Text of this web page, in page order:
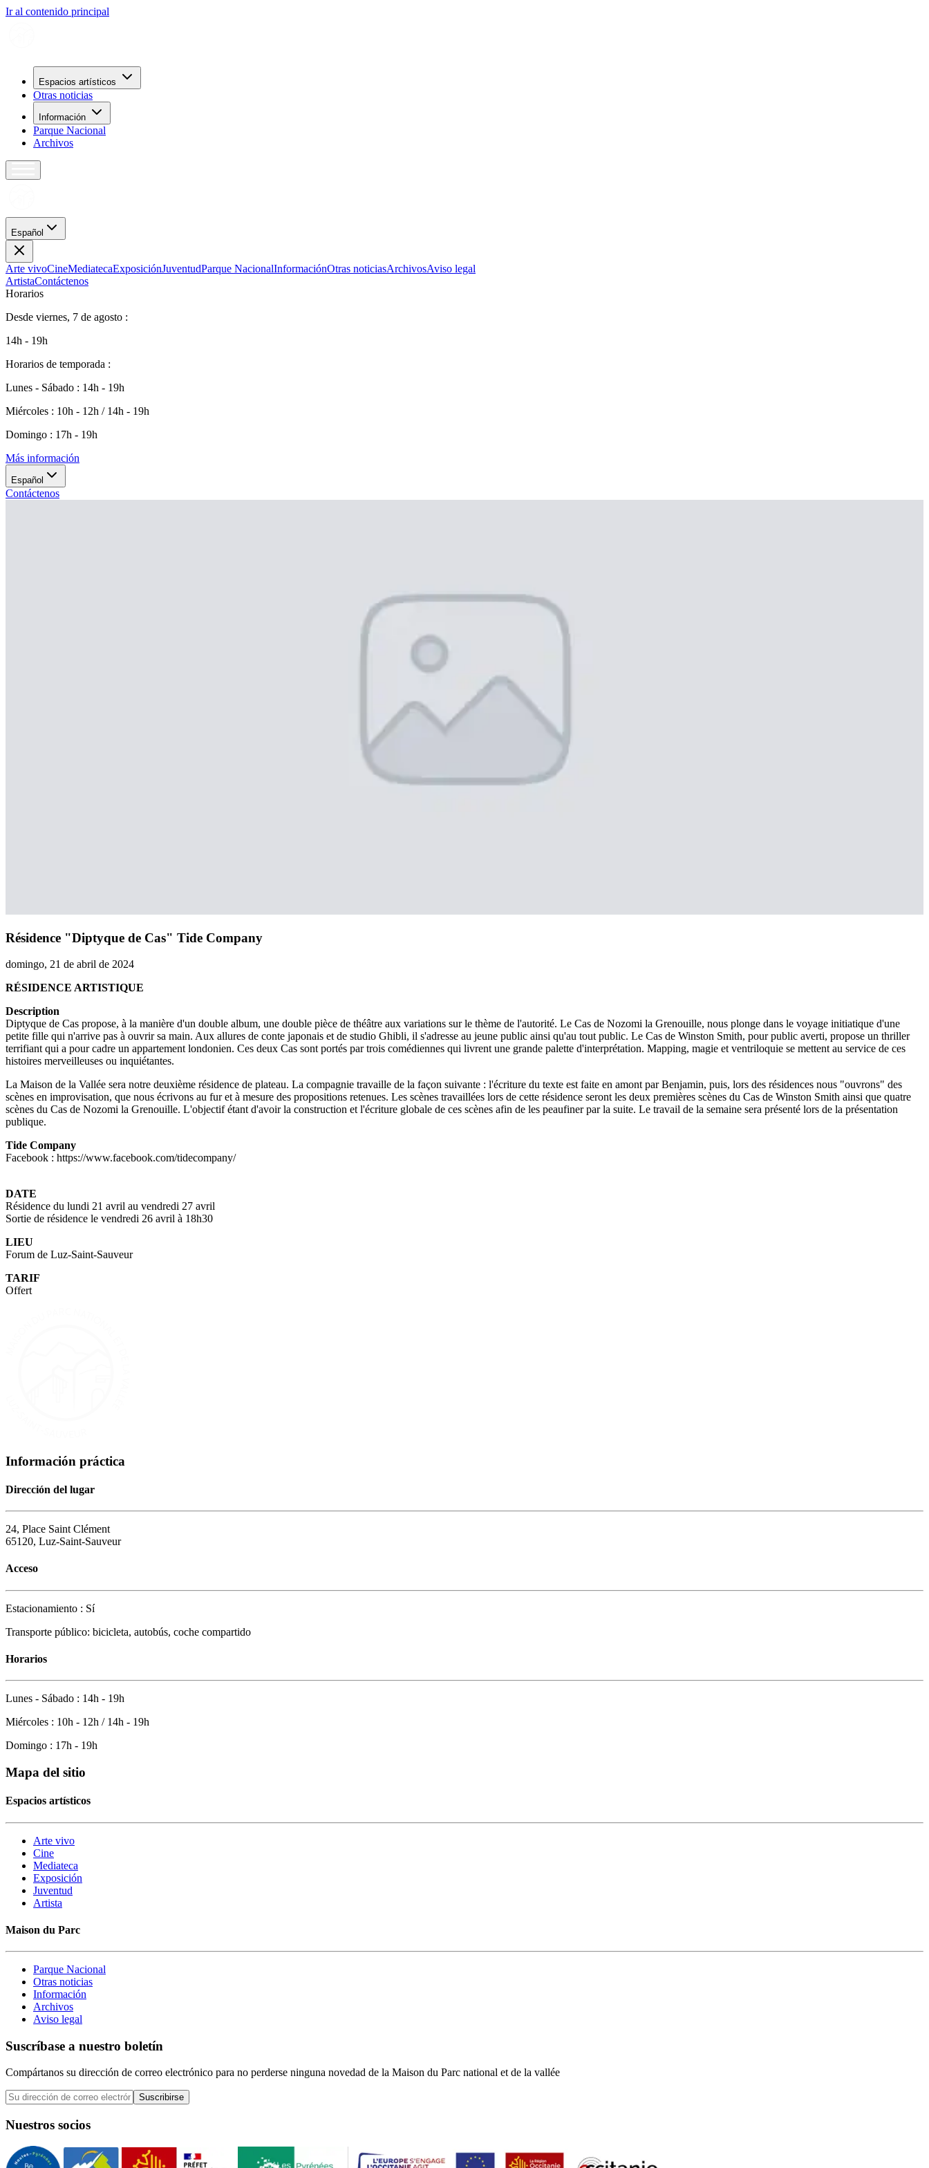
Ir al contenido principal
Espacios artísticos
Otras noticias
Información
Parque Nacional
Archivos
Español
Arte vivoCineMediatecaExposiciónJuventudParque NacionalInformaciónOtras noticiasArchivosAviso legal
ArtistaContáctenos
Horarios
Desde viernes, 7 de agosto :
14h - 19h
Horarios de temporada :
Lunes - Sábado : 14h - 19h
Miércoles : 10h - 12h / 14h - 19h
Domingo : 17h - 19h
Más información
Español
Contáctenos
Résidence "Diptyque de Cas" Tide Company
domingo, 21 de abril de 2024
RÉSIDENCE ARTISTIQUE
Description
Diptyque de Cas propose, à la manière d'un double album, une double pièce de théâtre aux variations sur le thème de l'autorité. Le Cas de Nozomi la Grenouille, nous plonge dans le voyage initiatique d'une
petite fille qui n'arrive pas à ouvrir sa main. Aux allures de conte japonais et de studio Ghibli, il s'adresse au jeune public ainsi qu'au tout public. Le Cas de Winston Smith, pour public averti, propose un thriller
terrifiant qui a pour cadre un appartement londonien. Ces deux Cas sont portés par trois comédiennes qui livrent une grande palette d'interprétation. Mapping, magie et ventriloquie se mettent au service de ces
histoires merveilleuses ou inquiétantes.
La Maison de la Vallée sera notre deuxième résidence de plateau. La compagnie travaille de la façon suivante : l'écriture du texte est faite en amont par Benjamin, puis, lors des résidences nous "ouvrons" des
scènes en improvisation, que nous écrivons au fur et à mesure des propositions retenues. Les scènes travaillées lors de cette résidence seront les deux premières scènes du Cas de Winston Smith ainsi que quatre
scènes du Cas de Nozomi la Grenouille. L'objectif étant d'avoir la construction et l'écriture globale de ces scènes afin de les peaufiner par la suite. Le travail de la semaine sera présenté lors de la présentation
publique.
Tide Company
Facebook : https://www.facebook.com/tidecompany/
DATE
Résidence du lundi 21 avril au vendredi 27 avril
Sortie de résidence le vendredi 26 avril à 18h30
LIEU
Forum de Luz-Saint-Sauveur
TARIF
Offert
Información práctica
Dirección del lugar
24, Place Saint Clément
65120, Luz-Saint-Sauveur
Acceso
Estacionamiento : Sí
Transporte público: bicicleta, autobús, coche compartido
Horarios
Lunes - Sábado : 14h - 19h
Miércoles : 10h - 12h / 14h - 19h
Domingo : 17h - 19h
Mapa del sitio
Espacios artísticos
Arte vivo
Cine
Mediateca
Exposición
Juventud
Artista
Maison du Parc
Parque Nacional
Otras noticias
Información
Archivos
Aviso legal
Suscríbase a nuestro boletín
Compártanos su dirección de correo electrónico para no perderse ninguna novedad de la Maison du Parc national et de la vallée
Suscribirse
Nuestros socios